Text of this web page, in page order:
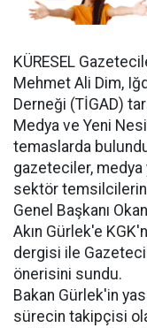
KÜRESEL
Mehmet Ali Dim,
Derneği (TİGAD)
Medya ve Yeni
temaslarda
gazeteciler,
sektör
Genel Başkanı
Akın Gürlek'e
dergisi ile
önerisini sundu.
Bakan Gürlek'in
sürecin takipçisi